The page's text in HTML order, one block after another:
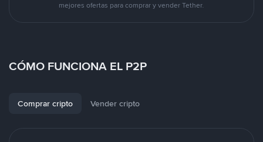
mejores ofertas para comprar y vender Tether.
CÓMO FUNCIONA EL P2P
Comprar cripto Vender cripto